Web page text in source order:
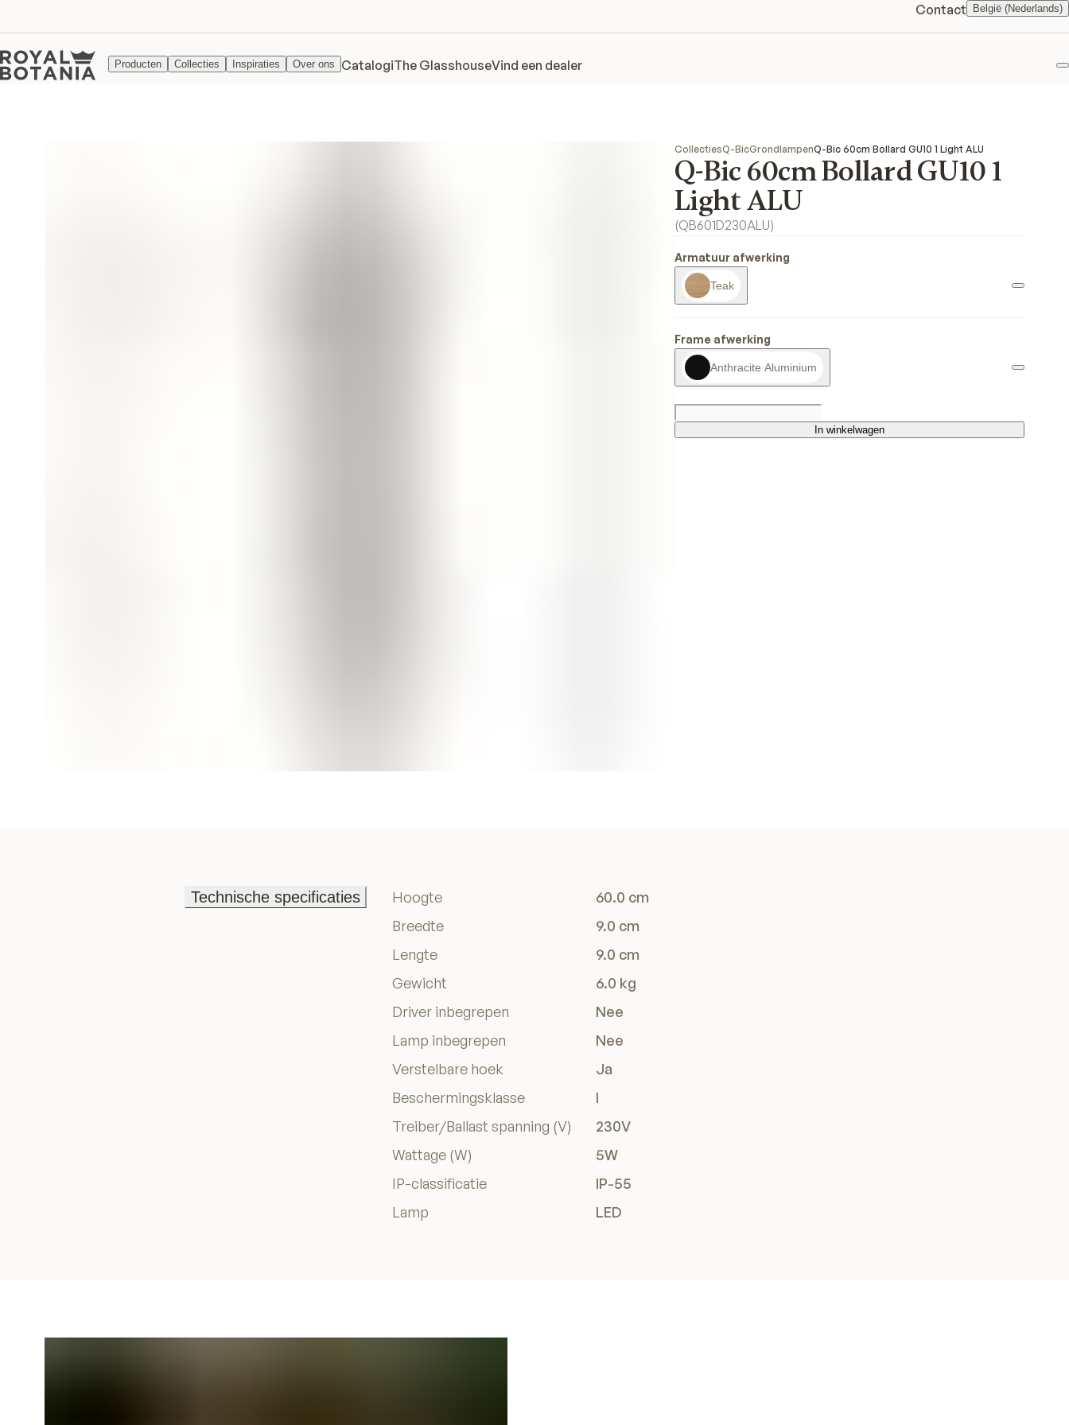
Contact België (Nederlands)
Producten Collecties Inspiraties Over ons CatalogiThe GlasshouseVind een dealer
CollectiesQ-BicGrondlampenQ-Bic 60cm Bollard GU10 1 Light ALU
Q-Bic 60cm Bollard GU10 1
Light ALU
(QB601D230ALU)
Armatuur afwerking
Teak
Frame afwerking
Anthracite Aluminium
In winkelwagen
In winkelwagen
Technische specificaties
Hoogte
60.0 cm
Breedte
9.0 cm
Lengte
9.0 cm
Gewicht
6.0 kg
Driver inbegrepen
Nee
Lamp inbegrepen
Nee
Verstelbare hoek
Ja
Beschermingsklasse
I
Treiber/Ballast spanning (V)
230V
Wattage (W)
5W
IP-classificatie
IP-55
Lamp
LED